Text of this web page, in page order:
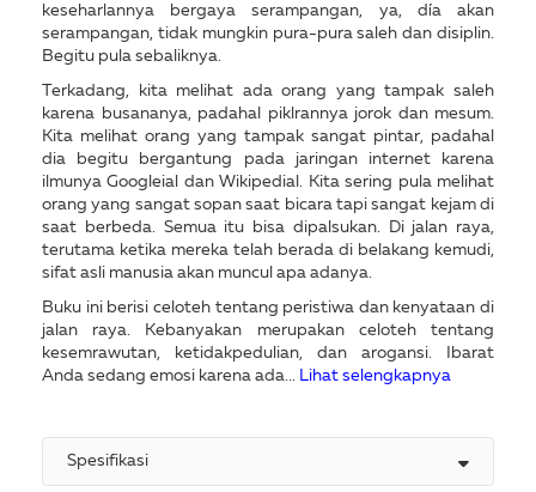
keseharlannya bergaya serampangan, ya, día akan
serampangan, tidak mungkin pura-pura saleh dan disiplin.
Begitu pula sebaliknya.
Terkadang, kita melihat ada orang yang tampak saleh
karena busananya, padahal piklrannya jorok dan mesum.
Kita melihat orang yang tampak sangat pintar, padahal
dia begitu bergantung pada jaringan internet karena
ilmunya Googleial dan Wikipedial. Kita sering pula melihat
orang yang sangat sopan saat bicara tapi sangat kejam di
saat berbeda. Semua itu bisa dipalsukan. Di jalan raya,
terutama ketika mereka telah berada di belakang kemudi,
sifat asli manusia akan muncul apa adanya.
Buku ini berisi celoteh tentang peristiwa dan kenyataan di
jalan raya. Kebanyakan merupakan celoteh tentang
kesemrawutan, ketidakpedulian, dan arogansi. Ibarat
Anda sedang emosi karena ada...
Lihat selengkapnya
Spesifikasi